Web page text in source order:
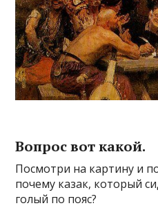
Вопрос вот какой.
Посмотри на картину и
почему казак, который
голый по пояс?